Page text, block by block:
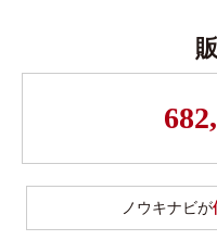
ノウキナビが